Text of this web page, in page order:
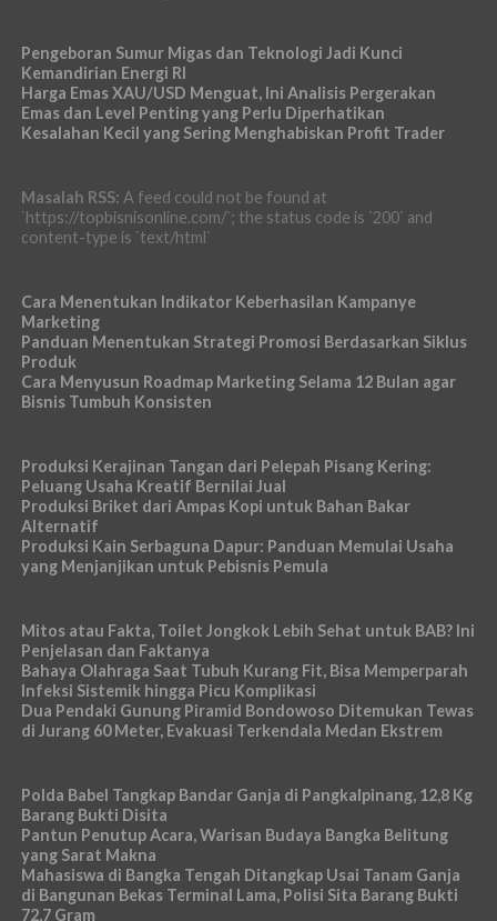
Pengeboran Sumur Migas dan Teknologi Jadi Kunci
Kemandirian Energi RI
Harga Emas XAU/USD Menguat, Ini Analisis Pergerakan
Emas dan Level Penting yang Perlu Diperhatikan
Kesalahan Kecil yang Sering Menghabiskan Profit Trader
Masalah RSS: A feed could not be found at
`https://topbisnisonline.com/`; the status code is `200` and
content-type is `text/html`
Cara Menentukan Indikator Keberhasilan Kampanye
Marketing
Panduan Menentukan Strategi Promosi Berdasarkan Siklus
Produk
Cara Menyusun Roadmap Marketing Selama 12 Bulan agar
Bisnis Tumbuh Konsisten
Produksi Kerajinan Tangan dari Pelepah Pisang Kering:
Peluang Usaha Kreatif Bernilai Jual
Produksi Briket dari Ampas Kopi untuk Bahan Bakar
Alternatif
Produksi Kain Serbaguna Dapur: Panduan Memulai Usaha
yang Menjanjikan untuk Pebisnis Pemula
Mitos atau Fakta, Toilet Jongkok Lebih Sehat untuk BAB? Ini
Penjelasan dan Faktanya
Bahaya Olahraga Saat Tubuh Kurang Fit, Bisa Memperparah
Infeksi Sistemik hingga Picu Komplikasi
Dua Pendaki Gunung Piramid Bondowoso Ditemukan Tewas
di Jurang 60 Meter, Evakuasi Terkendala Medan Ekstrem
Polda Babel Tangkap Bandar Ganja di Pangkalpinang, 12,8 Kg
Barang Bukti Disita
Pantun Penutup Acara, Warisan Budaya Bangka Belitung
yang Sarat Makna
Mahasiswa di Bangka Tengah Ditangkap Usai Tanam Ganja
di Bangunan Bekas Terminal Lama, Polisi Sita Barang Bukti
72,7 Gram